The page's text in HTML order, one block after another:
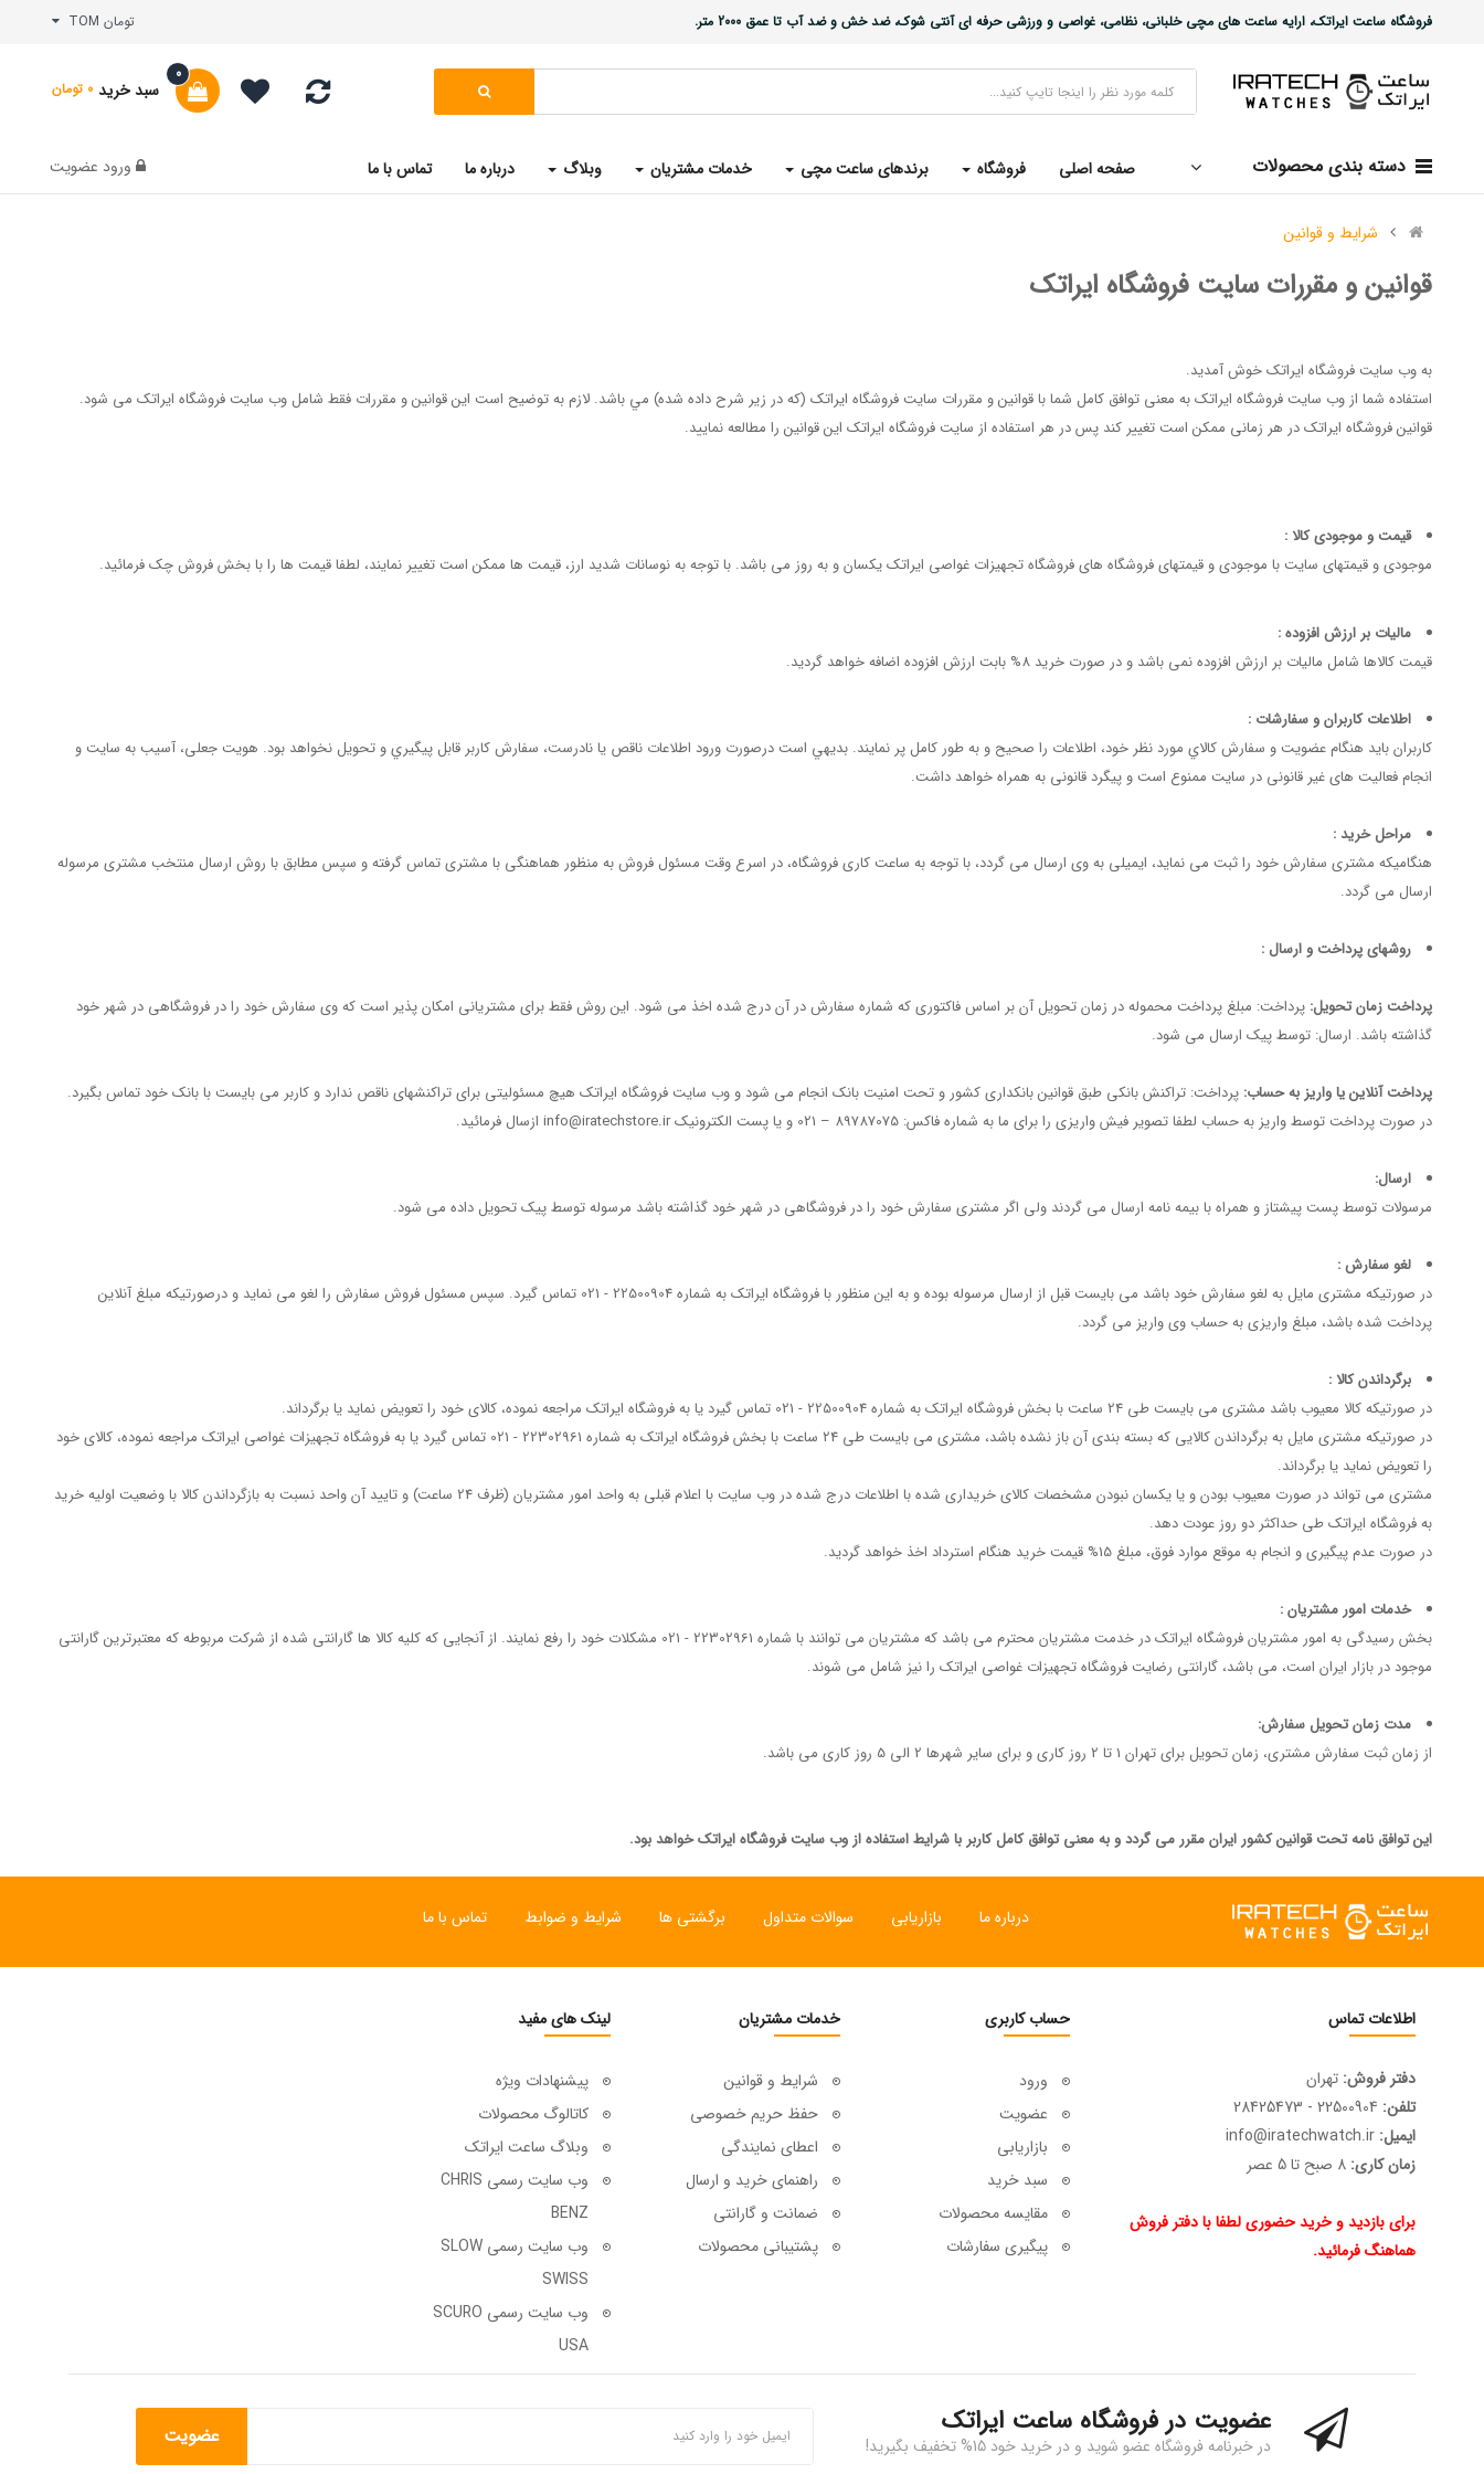
فروشگاه ساعت ایراتک، ارایه ساعت های مچی خلبانی، نظامی، غواصی و ورزشی حرفه ای آنتی شوک، ضد خش و ضد آب تا عمق 2000 متر. تومان TOM
سبد خرید
0
0 تومان
دسته بندی محصولات صفحه اصلی فروشگاه برندهای ساعت مچی خدمات مشتریان وبلاگ درباره ما تماس با ما ورود عضویت
شرایط و قوانین
قوانین و مقررات سایت فروشگاه ایراتک
به وب سایت فروشگاه ایراتک خوش آمدید.
استفاده شما از وب سايت فروشگاه ایراتک به معنی توافق کامل شما با قوانین و مقررات سایت فروشگاه ایراتک (که در زیر شرح داده شده) مي باشد. لازم به توضیح است این قوانین و مقررات فقط شامل وب سایت فروشگاه ایراتک می شود.
قوانین فروشگاه ایراتک در هر زمانی ممکن است تغییر کند پس در هر استفاده از سایت فروشگاه ایراتک این قوانین را مطالعه نمایید.
قیمت و موجودی کالا :
موجودی و قیمتهای سایت با موجودی و قیمتهای فروشگاه های فروشگاه تجهیزات غواصی ایراتک یکسان و به روز می باشد. با توجه به نوسانات شدید ارز، قیمت ها ممکن است تغییر نمایند، لطفا قیمت ها را با بخش فروش چک فرمائید.
مالیات بر ارزش افزوده :
قیمت کالاها شامل مالیات بر ارزش افزوده نمی باشد و در صورت خرید 8% بابت ارزش افزوده اضافه خواهد گردید.
اطلاعات کاربران و سفارشات :
كاربران باید هنگام عضویت و سفارش كالاي مورد نظر خود، اطلاعات را صحيح و به طور كامل پر نمايند. بديهي است درصورت ورود اطلاعات ناقص يا نادرست، سفارش كاربر قابل پيگيري و تحويل نخواهد بود. هویت جعلی، آسیب به سایت و
انجام فعالیت های غیر قانونی در سایت ممنوع است و پیگرد قانونی به همراه خواهد داشت.
مراحل خرید :
هنگامیکه مشتری سفارش خود را ثبت می نماید، ایمیلی به وی ارسال می گردد، با توجه به ساعت کاری فروشگاه، در اسرع وقت مسئول فروش به منظور هماهنگی با مشتری تماس گرفته و سپس مطابق با روش ارسال منتخب مشتری مرسوله
ارسال می گردد.
روشهای پرداخت و ارسال :
پرداخت زمان تحویل:پرداخت: مبلغ پرداخت محموله در زمان تحویل آن بر اساس فاکتوری که شماره سفارش در آن درج شده اخذ می شود. این روش فقط برای مشتریانی امکان پذیر است که وی سفارش خود را در فروشگاهی در شهر خود
گذاشته باشد. ارسال: توسط پیک ارسال می شود.
پرداخت آنلاین یا واریز به حساب:پرداخت: تراکنش بانکی طبق قوانین بانکداری کشور و تحت امنیت بانک انجام می شود و وب سایت فروشگاه ایراتک هیچ مسئولیتی برای تراکنشهای ناقص ندارد و کاربر می بایست با بانک خود تماس بگیرد.
در صورت پرداخت توسط واریز به حساب لطفا تصویر فیش واریزی را برای ما به شماره فاکس: 89787075 – 021 و یا پست الکترونیک info@iratechstore.ir ازسال فرمائید.
ارسال:
مرسولات توسط پست پیشتاز و همراه با بیمه نامه ارسال می گردند ولی اگر مشتری سفارش خود را در فروشگاهی در شهر خود گذاشته باشد مرسوله توسط پیک تحویل داده می شود.
لغو سفارش :
در صورتیکه مشتری مایل به لغو سفارش خود باشد می بایست قبل از ارسال مرسوله بوده و به این منظور با فروشگاه ایراتک به شماره 22500904 - 021 تماس گیرد. سپس مسئول فروش سفارش را لغو می نماید و درصورتیکه مبلغ آنلاین
پرداخت شده باشد، مبلغ واریزی به حساب وی واریز می گردد.
برگرداندن کالا :
در صورتیکه کالا معیوب باشد مشتری می بایست طی 24 ساعت با بخش فروشگاه ایراتک به شماره 22500904 - 021 تماس گیرد یا به فروشگاه ایراتک مراجعه نموده، کالای خود را تعویض نماید یا برگرداند.
در صورتیکه مشتری مایل به برگرداندن کالایی که بسته بندی آن باز نشده باشد، مشتری می بایست طی 24 ساعت با بخش فروشگاه ایراتک به شماره 22302961 - 021 تماس گیرد یا به فروشگاه تجهیزات غواصی ایراتک مراجعه نموده، کالای خود
را تعویض نماید یا برگرداند.
مشتری می تواند در صورت معیوب بودن و یا یکسان نبودن مشخصات کالای خریداری شده با اطلاعات درج شده در وب سایت با اعلام قبلی به واحد امور مشتریان (ظرف 24 ساعت) و تایید آن واحد نسبت به بازگرداندن کالا با وضعیت اولیه خرید
به فروشگاه ایراتک طی حداکثر دو روز عودت دهد.
در صورت عدم پیگیری و انجام به موقع موارد فوق، مبلغ 15% قیمت خرید هنگام استرداد اخذ خواهد گردید.
خدمات امور مشتریان :
بخش رسیدگی به امور مشتریان فروشگاه ایراتک در خدمت مشتریان محترم می باشد که مشتریان می توانند با شماره 22302961 - 021 مشکلات خود را رفع نمایند. از آنجایی که کلیه کالا ها گارانتی شده از شرکت مربوطه که معتبرترین گارانتی
موجود در بازار ایران است، می باشد، گارانتی رضایت فروشگاه تجهیزات غواصی ایراتک را نیز شامل می شوند.
مدت زمان تحویل سفارش:
از زمان ثبت سفارش مشتری، زمان تحویل برای تهران 1 تا 2 روز کاری و برای سایر شهرها 2 الی 5 روز کاری می باشد.
اين توافق نامه تحت قوانين کشور ايران مقرر می گردد و به معنی توافق کامل کاربر با شرايط استفاده از وب سايت فروشگاه ایراتک خواهد بود.
درباره ما بازاریابی سوالات متداول برگشتی ها شرایط و ضوابط تماس با ما
اطلاعات تماس
دفتر فروش: تهران
تلفن: 22500904 - 28425473
ایمیل: info@iratechwatch.ir
زمان کاری:8 صبح تا 5 عصر
برای بازدید و خرید حضوری لطفا با دفتر فروش
هماهنگ فرمائید.
حساب کاربری
ورود
عضویت
بازاریابی
سبد خرید
مقایسه محصولات
پیگیری سفارشات
خدمات مشتریان
شرایط و قوانین
حفظ حریم خصوصی
اعطای نمایندگی
راهنمای خرید و ارسال
ضمانت و گارانتی
پشتیبانی محصولات
لینک های مفید
پیشنهادات ویژه
کاتالوگ محصولات
وبلاگ ساعت ایراتک
وب سایت رسمی CHRIS
BENZ
وب سایت رسمی SLOW
SWISS
وب سایت رسمی SCURO
USA
عضویت در فروشگاه ساعت ایراتک
در خبرنامه فروشگاه عضو شوید و در خرید خود 15% تخفیف بگیرید! عضویت